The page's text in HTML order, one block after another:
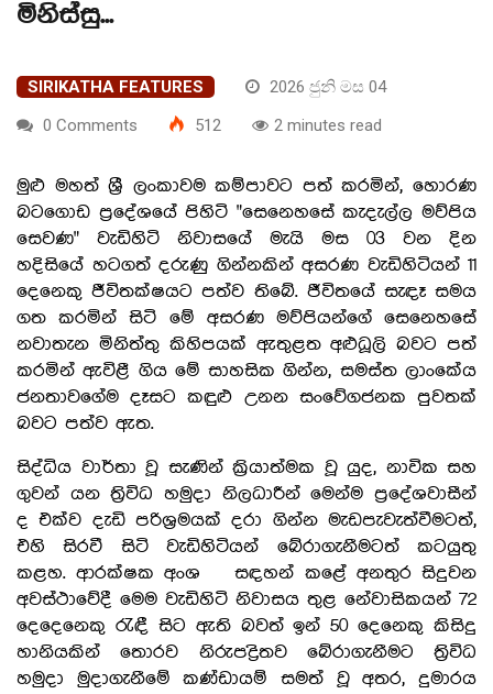
මිනිස්සු...
SIRIKATHA FEATURES
2026 ජුනි මස 04
0 Comments
512 2 minutes read
මුළු මහත් ශ්‍රී ලංකාවම කම්පාවට පත් කරමින්, හොරණ
බටගොඩ ප්‍රදේශයේ පිහිටි "සෙනෙහසේ කැදැල්ල මව්පිය
සෙවණ" වැඩිහිටි නිවාසයේ මැයි මස 03 වන දින
හදිසියේ හටගත් දරුණු ගින්නකින් අසරණ වැඩිහිටියන් 11
දෙනෙකු ජීවිතක්ෂයට පත්ව තිබේ. ජීවිතයේ සැඳෑ සමය
ගත කරමින් සිටි මේ අසරණ මව්පියන්ගේ සෙනෙහසේ
නවාතැන මිනිත්තු කිහිපයක් ඇතුළත අළුධූලි බවට පත්
කරමින් ඇවිළී ගිය මේ සාහසික ගින්න, සමස්ත ලාංකේය
ජනතාවගේම දෑසට කඳුළු උනන සංවේගජනක පුවතක්
බවට පත්ව ඇත.
සිද්ධිය වාර්තා වූ සැණින් ක්‍රියාත්මක වූ යුද, නාවික සහ
ගුවන් යන ත්‍රිවිධ හමුදා නිලධාරීන් මෙන්ම ප්‍රදේශවාසීන්
ද එක්ව දැඩි පරිශ්‍රමයක් දරා ගින්න මැඩපැවැත්වීමටත්,
එහි සිරවී සිටි වැඩිහිටියන් බේරාගැනීමටත් කටයුතු
කළහ. ආරක්ෂක අංශ සඳහන් කළේ අනතුර සිදුවන
අවස්ථාවේදී මෙම වැඩිහිටි නිවාසය තුළ නේවාසිකයන් 72
දෙදෙනෙකු රැඳී සිට ඇති බවත් ඉන් 50 දෙනෙකු කිසිදු
හානියකින් තොරව නිරුපද්‍රිතව බේරාගැනීමට ත්‍රිවිධ
හමුදා මුදාගැනීමේ කණ්ඩායම් සමත් වූ අතර, දුමාරය